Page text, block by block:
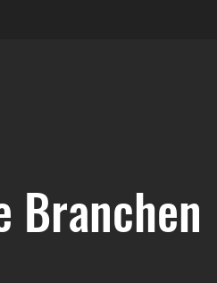
Branchen